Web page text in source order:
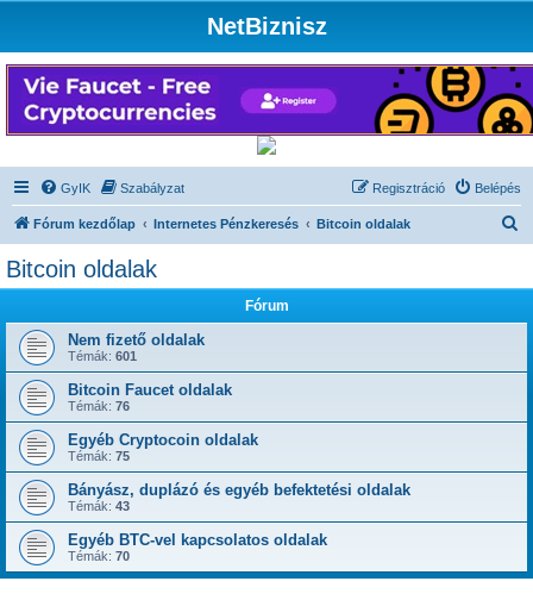
NetBiznisz
GyIK Szabályzat Belépés
Regisztráció
Fórum kezdőlap Internetes Pénzkeresés Bitcoin oldalak
Bitcoin oldalak
Fórum
Nem fizető oldalak
Témák: 601
Bitcoin Faucet oldalak
Témák: 76
Egyéb Cryptocoin oldalak
Témák: 75
Bányász, duplázó és egyéb befektetési oldalak
Témák: 43
Egyéb BTC-vel kapcsolatos oldalak
Témák: 70